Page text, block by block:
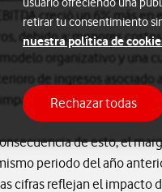
EBITDA creció un 6% más
debido a: menores
modelo organizativo y una
de ingresos
impagados.
de esto, el
periodo del año
cifras reflejan el impacto
retirar tu consentimiento
nuestra política de
Rechazar todas